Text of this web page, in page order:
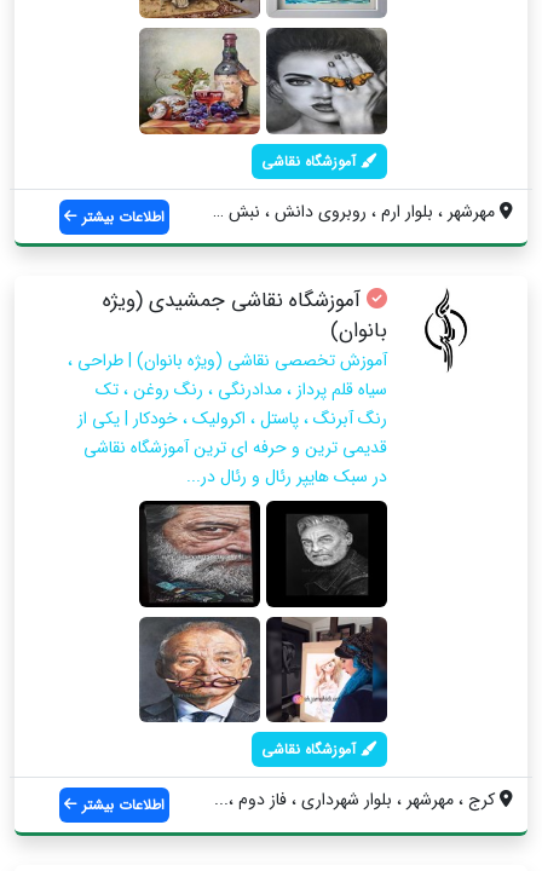
آموزشگاه نقاشی
مهرشهر ، بلوار ارم ، روبروی دانش ، نبش ک... اطلاعات بیشتر
آموزشگاه نقاشی جمشیدی (ویژه
بانوان)
آموزش تخصصی نقاشی (ویژه بانوان) | طراحی ،
سیاه قلم پرداز ، مدادرنگی ، رنگ روغن ، تک
رنگ آبرنگ ، پاستل ، اکرولیک ، خودکار | یکی از
قدیمی ترین و حرفه ای ترین آموزشگاه نقاشی
در سبک هایپر رئال و رئال در...
آموزشگاه نقاشی
کرج ، مهرشهر ، بلوار شهرداری ، فاز دوم ،... اطلاعات بیشتر